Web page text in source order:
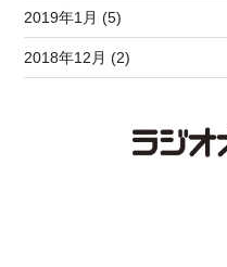
2019年1月 (5)
2018年12月 (2)